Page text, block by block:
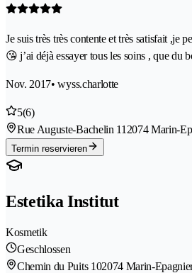
Je suis très très contente et très satisfait ,je
😘 j’ai déjà essayer tous les soins , que du
Nov. 2017• wyss.charlotte
5(6)
Rue Auguste-Bachelin 11 2074 Marin-
Termin reservieren
Estetika Institut
Kosmetik
Geschlossen
Chemin du Puits 102074 Marin-